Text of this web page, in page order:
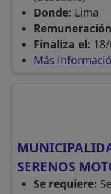
Donde: Lima
Finaliza el:
Más
SERENOS
Se requiere: